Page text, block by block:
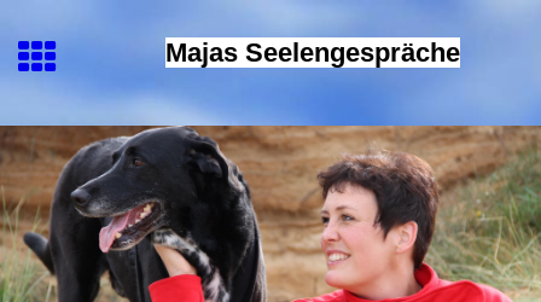
Majas Seelengespräche